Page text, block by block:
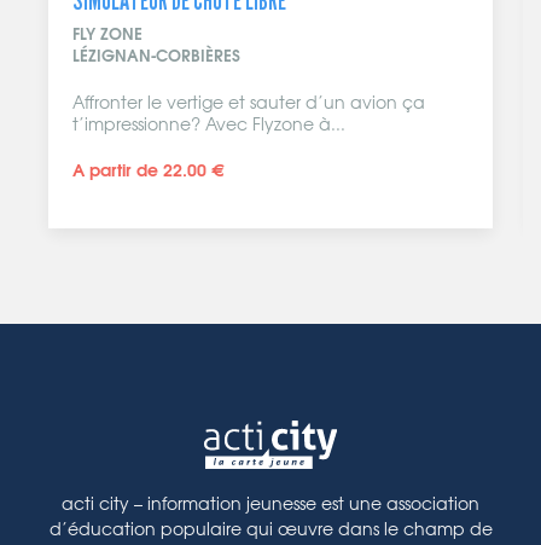
FLY ZONE
LÉZIGNAN-CORBIÈRES
Affronter le vertige et sauter d’un avion ça
t’impressionne? Avec Flyzone à...
A partir de 22.00 €
acti city – information jeunesse est une association
d’éducation populaire qui œuvre dans le champ de